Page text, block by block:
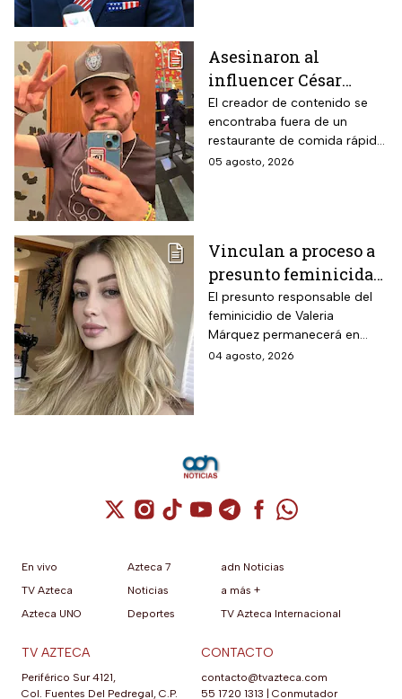
Asesinaron al
influencer César
Gastélum mientras
transmitía en vivo en
Culiacán, Sinaloa
El creador de contenido se
encontraba fuera de un
restaurante de comida rápida
cuando recibió el disparo;
05 agosto, 2026
Vinculan a proceso a
presunto feminicida
de Valeria Márquez;
permanecerá un año
en prisión preventiva
El presunto responsable del
feminicidio de Valeria
Márquez permanecerá en
prisión preventiva mientras las
04 agosto, 2026
Cuenta de X / Twitter (se abre en una
Cuenta de Instagram (se abre en una
Cuenta de TikTok (se abre en
Cuenta de YouTube (se abre
Cuenta de Telegram (se
Cuenta de
Cuenta de
En vivo
TV Azteca
Azteca UNO
Azteca 7
Noticias
Deportes
adn Noticias
a más +
TV Azteca Internacional
TV AZTECA
Periférico Sur 4121,
Col. Fuentes Del Pedregal, C.P.
CONTACTO
contacto@tvazteca.com
55 1720 1313
Conmutador